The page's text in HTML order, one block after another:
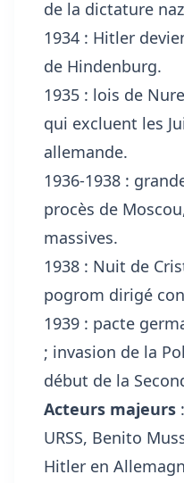
de la dictature
1934 : Hitler
de Hindenburg.
1935 : lois de
qui excluent les
allemande.
1936-1938 :
procès de
massives.
1938 : Nuit de
pogrom dirigé
1939 : pacte
; invasion de la
début de la
Acteurs majeurs
URSS, Benito
Hitler en